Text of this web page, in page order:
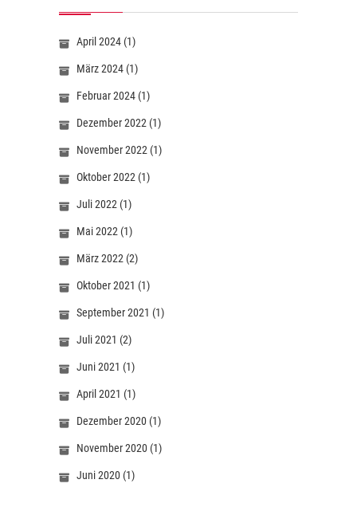
April 2024 (1)
März 2024 (1)
Februar 2024 (1)
Dezember 2022 (1)
November 2022 (1)
Oktober 2022 (1)
Juli 2022 (1)
Mai 2022 (1)
März 2022 (2)
Oktober 2021 (1)
September 2021 (1)
Juli 2021 (2)
Juni 2021 (1)
April 2021 (1)
Dezember 2020 (1)
November 2020 (1)
Juni 2020 (1)